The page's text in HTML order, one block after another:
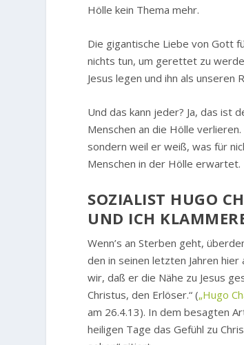
Hölle kein Thema mehr.
Die gigantische Liebe von Gott
nichts tun, um gerettet zu
Jesus legen und ihn als
Und das kann jeder? Ja, das ist
Menschen an die Hölle
sondern weil er weiß, was für
Menschen in der Hölle erwartet.
SOZIALIST HUGO
UND ICH
Wenn’s an Sterben geht,
den in seinen letzten Jahren
wir, daß er die Nähe zu Jesus
Christus, den Erlöser.“ („Hugo
am 26.4.13). In dem besagten
heiligen Tage das Gefühl zu